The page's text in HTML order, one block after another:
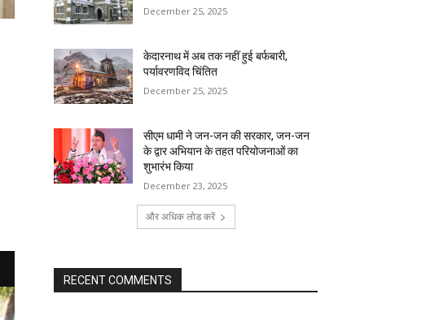
December 25, 2025
केदारनाथ में अब तक नहीं हुई बर्फबारी,
पर्यावरणविद चिंतित
December 25, 2025
सीएम धामी ने जन-जन की सरकार, जन-जन
के द्वार अभियान के तहत परियोजनाओं का
शुभारंभ किया
December 23, 2025
और अधिक लोड करें
RECENT COMMENTS